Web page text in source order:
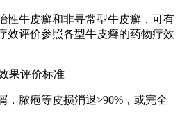
牛皮癣和非寻常型牛皮癣，可有
效评价参照各型牛皮癣的药物疗效
果评价标准
脓疱等皮损消退>90%，或完全